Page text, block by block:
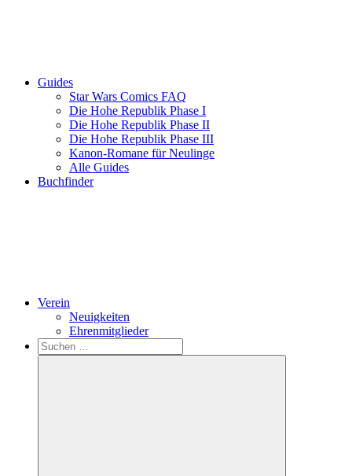
Guides
Star Wars Comics FAQ
Die Hohe Republik Phase I
Die Hohe Republik Phase II
Die Hohe Republik Phase III
Kanon-Romane für Neulinge
Alle Guides
Buchfinder
Verein
Neuigkeiten
Ehrenmitglieder
Search
Suchen
nach: